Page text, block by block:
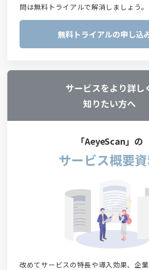
問は無料トライアルで解消しましょう。
無料トライアルの申し込
サービスをより詳し
知りたい方へ
「AeyeScan」の
サービス概要
改めてサービスの特長や導入効果、企